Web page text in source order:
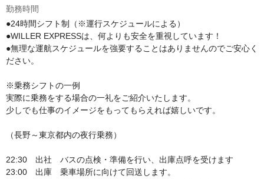
勤務時間
●24時間シフト制（※運行スケジュールによる）
●WILLER EXPRESSは、何よりも安全を重視しています！
●無理な運航スケジュールを強要することはありませんのでご安心く
ださい。
※乗務シフトの一例
実際に乗務をする場合の一礼をご紹介いたします。
少しでも仕事のイメージをもってもらえれば嬉しいです。
（長野～東京都内の夜行乗務）
22:30　出社　バスの点検・準備を行い、出庫点呼を受けます
23:00　出庫　乗車場所に向けて回送します。